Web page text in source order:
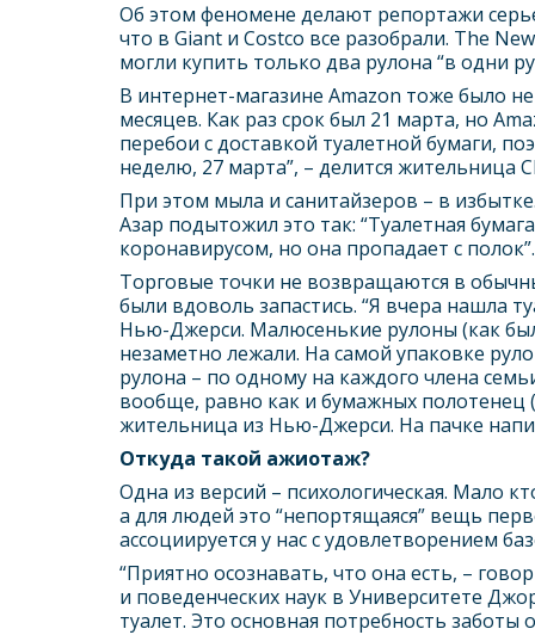
Об этом феномене делают репортажи
что в Giant и Costco все разобрали. The
могли купить только два рулона “в одни
В интернет-магазине Amazon тоже было
месяцев. Как раз срок был 21 марта, но
перебои с доставкой туалетной бумаги,
неделю, 27 марта”, – делится жительница
При этом мыла и санитайзеров – в
Азар подытожил это так: “Туалетная
коронавирусом, но она пропадает с
Торговые точки не возвращаются в
были вдоволь запастись. “Я вчера нашла
Нью-Джерси. Малюсенькие рулоны (как
незаметно лежали. На самой упаковке
рулона – по одному на каждого члена
вообще, равно как и бумажных полотенец
жительница из Нью-Джерси. На пачке
Откуда такой ажиотаж?
Одна из версий – психологическая. Мало
а для людей это “непортящаяся” вещь
ассоциируется у нас с удовлетворением
“Приятно осознавать, что она есть, –
и поведенческих наук в Университете
туалет. Это основная потребность заботы о